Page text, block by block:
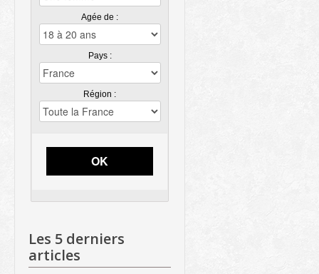
Agée de :
Pays :
Région :
OK
Les 5 derniers
articles